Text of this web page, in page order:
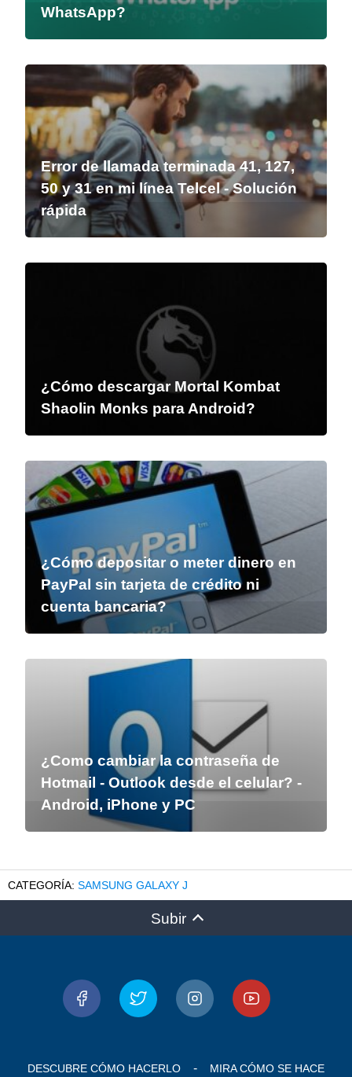
WhatsApp?
Error de llamada terminada 41, 127,
50 y 31 en mi línea Telcel - Solución
rápida
¿Cómo descargar Mortal Kombat
Shaolin Monks para Android?
¿Cómo depositar o meter dinero en
PayPal sin tarjeta de crédito ni
cuenta bancaria?
¿Como cambiar la contraseña de
Hotmail - Outlook desde el celular? -
Android, iPhone y PC
SAMSUNG GALAXY J
Subir
DESCUBRE CÓMO HACERLO MIRA CÓMO SE HACE